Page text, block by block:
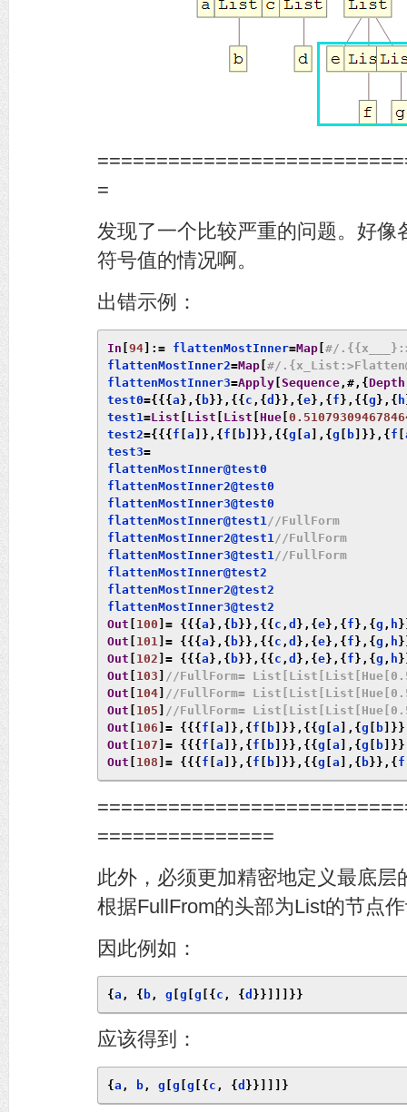
=
发现了一个比较严重的问题。好
符号值的情况啊。
出错示例：
In 94 ]:= flattenMostInner=Map #/
flattenMostInner2=Map #/
flattenMostInner3=Apply Sequence ,#,{ Depth
test0={{{ a },{ b}},{{ c ,{ d }},{ e},{ f },{{ g },{ h
test1=List List List Hue
test2={{{ f a ]},{ f b ]}},{{ g a ],{ g b ]}},{ f
test3=
flattenMostInner@test0
flattenMostInner2@test0
flattenMostInner3@test0
flattenMostInner@test1//FullForm
flattenMostInner2@test1//FullForm
flattenMostInner3@test1//FullForm
flattenMostInner@test2
flattenMostInner2@test2
Out
100 ]= {{{ a },{ b}},{{ c , d },{ e},{ f },{ g , h
Out
101 ]= {{{ a },{ b}},{{ c , d },{ e},{ f },{ g , h
Out
102 ]= {{{ a },{ b}},{{ c , d },{ e},{ f },{ g , h
Out
103
//FullForm=
Out
104
//FullForm=
Out
105
//FullForm=
Out
106 ]= {{{ f a ]},{ f b ]}},{{ g a ],{ g b
Out
107 ]= {{{ f a ]},{ f b ]}},{{ g a ],{ g b
Out
108 ]= {{{ f a ]},{ f b ]}},{{ g a ],{ b}},{ f
===============
此外，必须更加精密地定义最底
根据FullFrom的头部为List的节点
因此例如：
{ a , { b , g g g [{ c , { d }}]]]}}
应该得到：
{ a , b , g g g [{ c , { d }}]]]}